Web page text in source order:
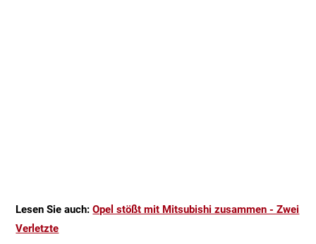
Lesen Sie auch:Opel stößt mit Mitsubishi zusammen - Zwei
Verletzte